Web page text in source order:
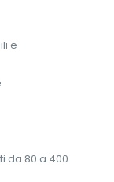
e
da 80 a 400